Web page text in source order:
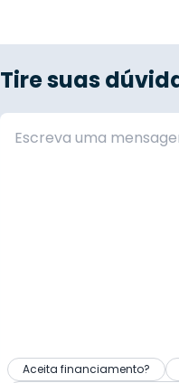
Tire suas
Aceita financiamento?